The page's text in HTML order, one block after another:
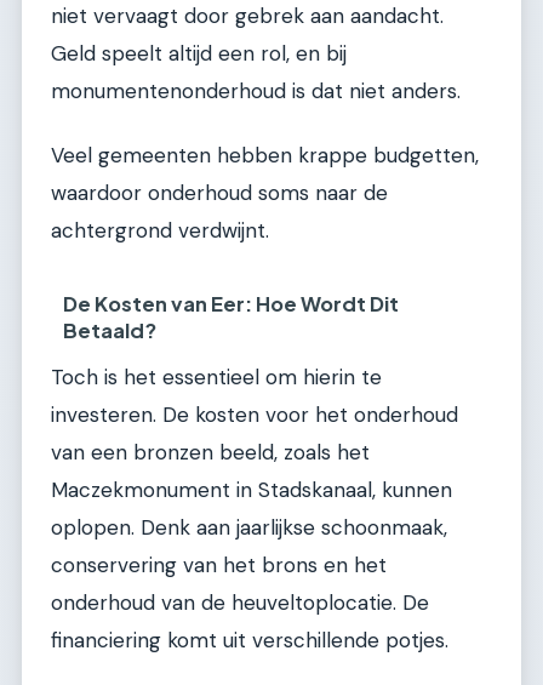
niet vervaagt door gebrek aan aandacht.
Geld speelt altijd een rol, en bij
monumentenonderhoud is dat niet anders.
Veel gemeenten hebben krappe budgetten,
waardoor onderhoud soms naar de
achtergrond verdwijnt.
De Kosten van Eer: Hoe Wordt Dit
Betaald?
Toch is het essentieel om hierin te
investeren. De kosten voor het onderhoud
van een bronzen beeld, zoals het
Maczekmonument in Stadskanaal, kunnen
oplopen. Denk aan jaarlijkse schoonmaak,
conservering van het brons en het
onderhoud van de heuveltoplocatie. De
financiering komt uit verschillende potjes.